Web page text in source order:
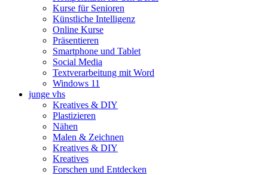
Kurse für Senioren
Künstliche Intelligenz
Online Kurse
Präsentieren
Smartphone und Tablet
Social Media
Textverarbeitung mit Word
Windows 11
junge vhs
Kreatives & DIY
Plastizieren
Nähen
Malen & Zeichnen
Kreatives & DIY
Kreatives
Forschen und Entdecken